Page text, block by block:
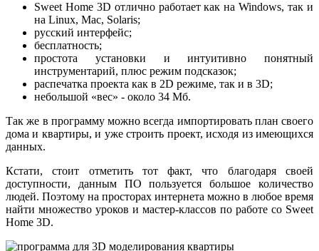
Sweet Home 3D отлично работает как на Windows, так и
на Linux, Mac, Solaris;
русский интерфейс;
бесплатность;
простота установки и интуитивно понятный
инструментарий, плюс режим подсказок;
распечатка проекта как в 2D режиме, так и в 3D;
небольшой «вес» - около 34 Мб.
Так же в программу можно всегда импортировать план своего
дома и квартиры, и уже строить проект, исходя из имеющихся
данных.
Кстати, стоит отметить тот факт, что благодаря своей
доступности, данным ПО пользуется большое количество
людей. Поэтому на просторах интернета можно в любое время
найти множество уроков и мастер-классов по работе со Sweet
Homе 3D.